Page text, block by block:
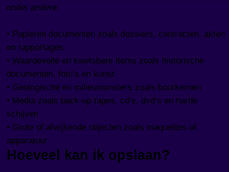
onder andere:
• Papieren documenten zoals dossiers, contracten, akten
en rapportages
• Waardevolle en kwetsbare items zoals historische
documenten, foto’s en kunst
• Geologische en milieumonsters zoals boorkernen
• Media zoals back-up tapes, cd’s, dvd’s en harde
schijven
• Grote of afwijkende objecten zoals maquettes of
apparatuur
Hoeveel kan ik opslaan?